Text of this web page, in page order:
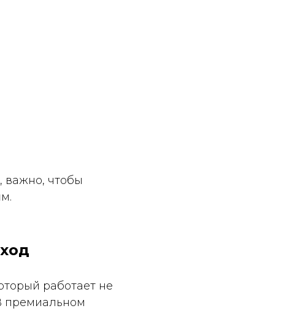
важно, чтобы
работает не
премиальном